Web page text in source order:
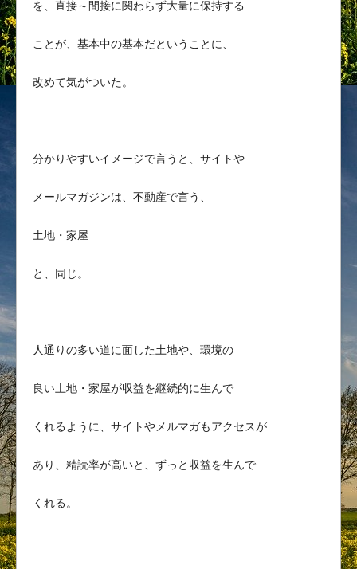
を、直接～間接に関わらず大量に保持する
ことが、基本中の基本だということに、
改めて気がついた。
分かりやすいイメージで言うと、サイトや
メールマガジンは、不動産で言う、
土地・家屋
と、同じ。
人通りの多い道に面した土地や、環境の
良い土地・家屋が収益を継続的に生んで
くれるように、サイトやメルマガもアクセスが
あり、精読率が高いと、ずっと収益を生んで
くれる。